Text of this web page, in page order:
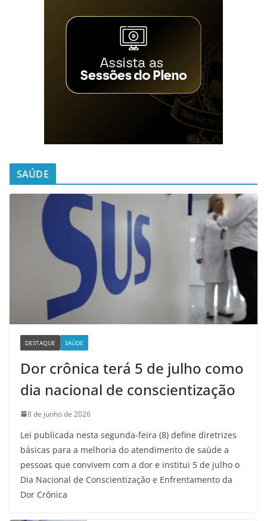
SAÚDE
DESTAQUE SAÚDE
Dor crônica terá 5 de julho como
dia nacional de conscientização
8 de junho de 2026
Lei publicada nesta segunda-feira (8) define diretrizes
básicas para a melhoria do atendimento de saúde a
pessoas que convivem com a dor e institui 5 de julho o
Dia Nacional de Conscientização e Enfrentamento da
Dor Crônica